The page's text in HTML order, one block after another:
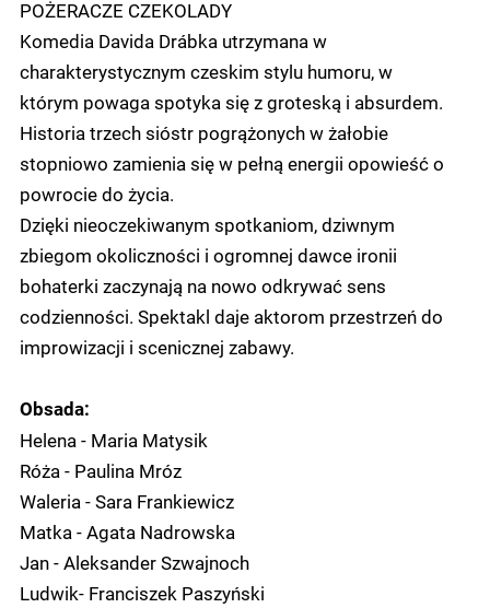
POŻERACZE CZEKOLADY
Komedia Davida Drábka utrzymana w
charakterystycznym czeskim stylu humoru, w
którym powaga spotyka się z groteską i absurdem.
Historia trzech sióstr pogrążonych w żałobie
stopniowo zamienia się w pełną energii opowieść o
powrocie do życia.
Dzięki nieoczekiwanym spotkaniom, dziwnym
zbiegom okoliczności i ogromnej dawce ironii
bohaterki zaczynają na nowo odkrywać sens
codzienności. Spektakl daje aktorom przestrzeń do
improwizacji i scenicznej zabawy.
Obsada:
Helena - Maria Matysik
Róża - Paulina Mróz
Waleria - Sara Frankiewicz
Matka - Agata Nadrowska
Jan - Aleksander Szwajnoch
Ludwik- Franciszek Paszyński